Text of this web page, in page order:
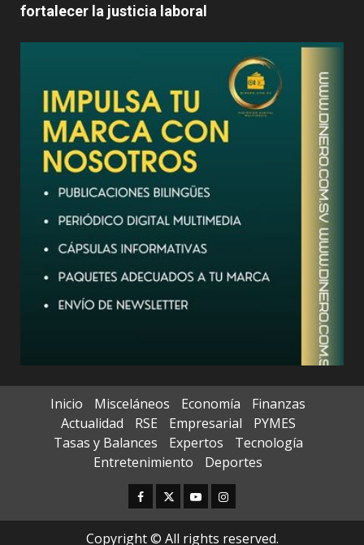
fortalecer la justicia laboral
Inicio Misceláneos Economía
Finanzas
Actualidad
RSE Empresarial
PYMES
Tasas y Balances
Expertos
Tecnología
Entretenimiento
Deportes
Facebook
TwitterYoutubeInstagram
Copyright © All rights reserved.